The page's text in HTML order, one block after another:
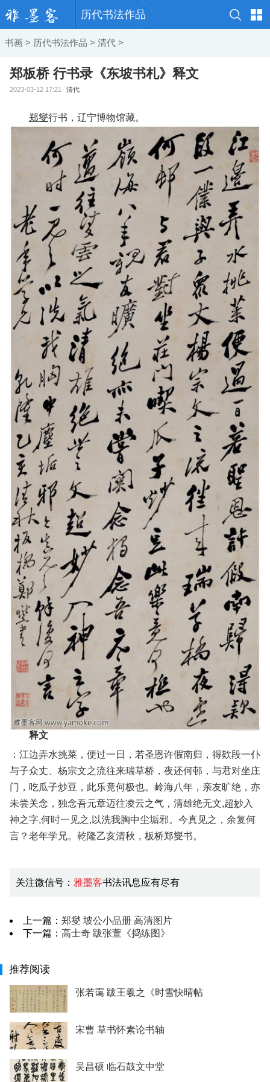
历代书法作品
书画 > 历代书法作品 > 清代 >
郑板桥 行书录《东坡书札》释文
2023-03-12 17:21 清代
郑燮行书，辽宁博物馆藏。
释文
：江边弄水挑菜，便过一日，若圣恩许假南归，得欵段一仆
与子众丈、杨宗文之流往来瑞草桥，夜还何邨，与君对坐庄
门，吃瓜子炒豆，此乐竟何极也。岭海八年，亲友旷绝，亦
未尝关念，独念吾元章迈往凌云之气，清雄绝无文,超妙入
神之字,何时一见之,以洗我胸中尘垢邪。今真见之，余复何
言？老年学兄。乾隆乙亥清秋，板桥郑燮书。
关注微信号： 雅墨客书法讯息应有尽有
上一篇： 郑燮 坡公小品册 高清图片
下一篇： 高士奇 跋张萱《捣练图》
推荐阅读
张若霭 跋王羲之《时雪快晴帖
宋曹 草书怀素论书轴
吴昌硕 临石鼓文中堂